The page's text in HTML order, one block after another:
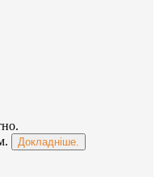
.
Докладніше.